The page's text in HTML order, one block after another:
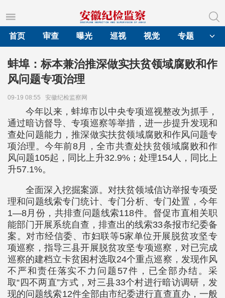
首页
审查 曝光 巡视 视觉 专题
蚌埠：标本兼治推深做实扶贫领域腐败和作
风问题专项治理
09-19 08:55 安徽纪检监察网
今年以来，蚌埠市以中央专项巡视整改为抓手，
通过暗访督导、专项巡察等举措，进一步提升发现和
查处问题能力，推深做实扶贫领域腐败和作风问题专
项治理。今年前8月，全市共查处扶贫领域腐败和作
风问题105起，同比上升32.9%；处理154人，同比上
升57.1%。
全面深入挖掘案源。对扶贫领域信访举报专项受
理和问题线索专门统计、专门分析、专门处置，今年
1—8月份，共排查问题线索118件。督促市直相关职
能部门开展系统自查，排查出的线索33条报市纪委备
案。对市经信委、市妇联等5家单位开展脱贫攻坚专
项巡察，指导三县开展脱贫攻坚专项巡察，对已完成
巡察的建档立卡贫困村选取24个重点巡察，发现作风
不严和责任落实不力问题57件，已全部办结。采
取“四不两直”方式，对三县33个村进行暗访调研，发
现的问题线索12件全部由市纪委进行直查直办，一般